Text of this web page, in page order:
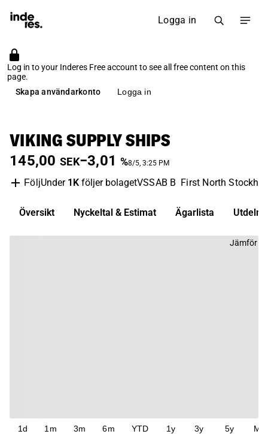
Logga in
Log in to your Inderes Free account to see all free content on this
page.
Skapa användarkonto
Logga in
VIKING SUPPLY SHIPS
145,00 SEK−3,01 %8/5, 3:25 PM
FöljUnder 1K följer bolagetVSSAB B First North
Översikt Nyckeltal & Estimat Ägarlista
Jämför
1d 1m 3m 6m YTD 1y 3y 5y